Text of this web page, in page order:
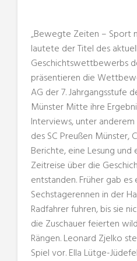
„Bewegte Zeiten – Sport
lautete der Titel des
Geschichtswettbewerbs
präsentieren die
AG der 7. Jahrgangsstufe
Münster Mitte ihre
Interviews, unter
des SC Preußen Münster,
Berichte, eine Lesung
Zeitreise über die
entstanden. Früher gab es
Sechstagerennen in der
Radfahrer fuhren, bis sie
die Zuschauer feierten
Rängen. Leonard Zjelko
Spiel vor. Ella Lütge-